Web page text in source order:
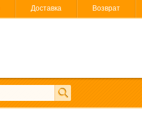
Доставка Возврат